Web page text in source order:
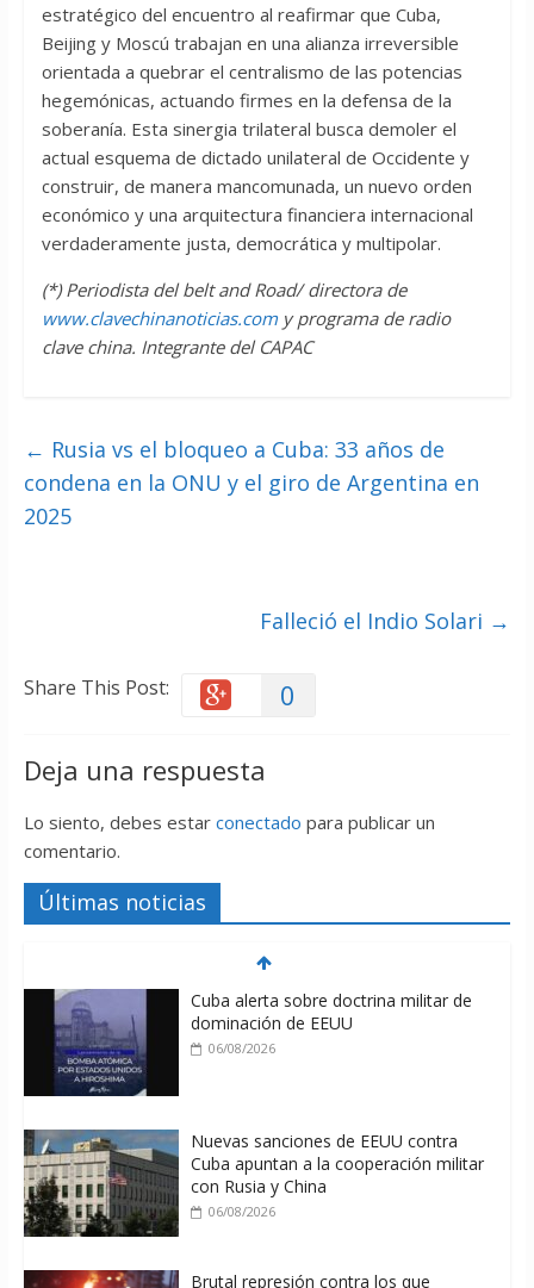
estratégico del encuentro al reafirmar que Cuba,
Beijing y Moscú trabajan en una alianza irreversible
orientada a quebrar el centralismo de las potencias
hegemónicas, actuando firmes en la defensa de la
soberanía. Esta sinergia trilateral busca demoler el
actual esquema de dictado unilateral de Occidente y
construir, de manera mancomunada, un nuevo orden
económico y una arquitectura financiera internacional
verdaderamente justa, democrática y multipolar.
(*) Periodista del belt and Road/ directora de
www.clavechinanoticias.comy programa de radio
clave china. Integrante del CAPAC
← Rusia vs el bloqueo a Cuba: 33 años de
condena en la ONU y el giro de Argentina en
2025
Falleció el Indio Solari →
Share This Post: 0
Deja una respuesta
Lo siento, debes estar conectado para publicar un
comentario.
Últimas noticias
Cuba alerta sobre doctrina militar de
dominación de EEUU
06/08/2026
Nuevas sanciones de EEUU contra
Cuba apuntan a la cooperación militar
con Rusia y China
06/08/2026
Brutal represión contra los que